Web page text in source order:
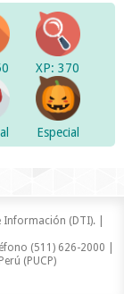
XP: 370
Especial
(DTI). |
(511) 626-2000 |
(PUCP)